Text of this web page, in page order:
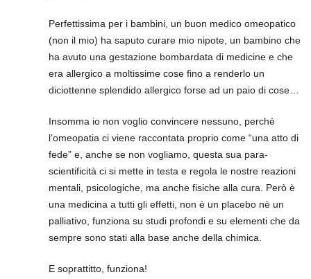
Perfettissima per i bambini, un buon medico omeopatico
(non il mio) ha saputo curare mio nipote, un bambino che
ha avuto una gestazione bombardata di medicine e che
era allergico a moltissime cose fino a renderlo un
diciottenne splendido allergico forse ad un paio di cose…
Insomma io non voglio convincere nessuno, perchè
l’omeopatia ci viene raccontata proprio come “una atto di
fede” e, anche se non vogliamo, questa sua para-
scientificità ci si mette in testa e regola le nostre reazioni
mentali, psicologiche, ma anche fisiche alla cura. Però è
una medicina a tutti gli effetti, non è un placebo nè un
palliativo, funziona su studi profondi e su elementi che da
sempre sono stati alla base anche della chimica.
E soprattitto, funziona!